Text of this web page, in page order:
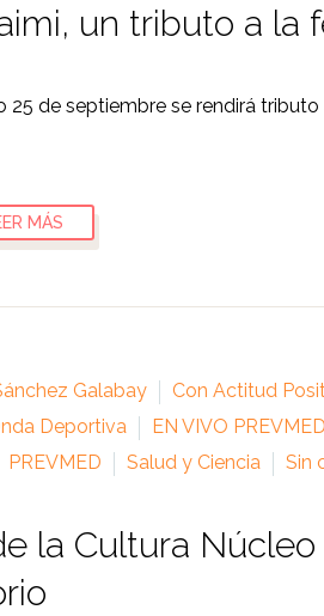
un tributo a la
25 de septiembre se rendirá
MÁS
Galabay Con Actitud
Deportiva
EN VIVO PREVMED
PREVMED Salud y Ciencia Sin
la Cultura